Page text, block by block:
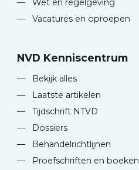
—
Wet en regelgeving
—
Vacatures en oproepen
NVD Kenniscentrum
—
Bekijk alles
—
Laatste artikelen
—
Tijdschrift NTVD
—
Dossiers
—
Behandelrichtlijnen
—
Proefschriften en boeken